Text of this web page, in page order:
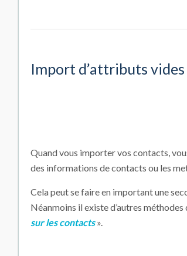
Import d’attributs
Quand vous importer vos contacts,
des informations de contacts ou les
Cela peut se faire en important une
Néanmoins il existe d’autres
sur les contacts ».